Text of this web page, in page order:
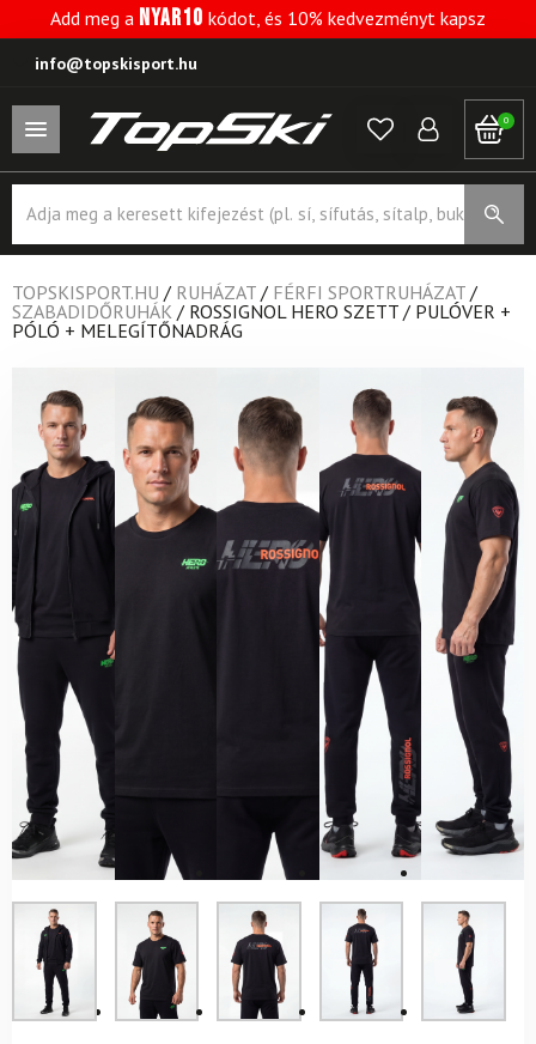
Add meg a NYAR10 kódot, és 10% kedvezményt kapsz
info@topskisport.hu
0
search
TOPSKISPORT.HU / RUHÁZAT / FÉRFI SPORTRUHÁZAT /
SZABADIDŐRUHÁK / ROSSIGNOL HERO SZETT / PULÓVER +
PÓLÓ + MELEGÍTŐNADRÁG